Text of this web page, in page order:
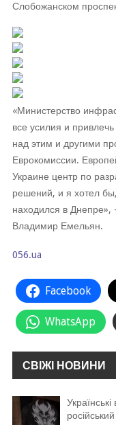
Слобожанском
«Министерство
все усилия и привлечь
над этим и другими
Еврокомиссии.
Украине центр по
решений, и я хотел
находился в Днепре»,
Владимир Емельян.
056.ua
Facebook
WhatsApp
СВІЖІ НОВИНИ